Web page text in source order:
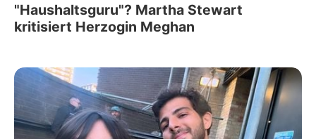
"Haushaltsguru"? Martha Stewart
kritisiert Herzogin Meghan